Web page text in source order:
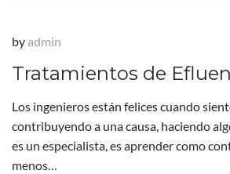
by admin
Tratamientos de
Los ingenieros están felices cuando
contribuyendo a una causa, haciendo
es un especialista, es aprender como
menos…